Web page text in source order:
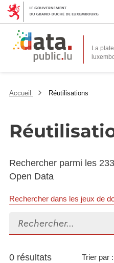
La
Accueil Réutilisations
Rechercher parmi les
Open Data
Rechercher dans les jeux de
Rechercher...
0 résultats Trier par :